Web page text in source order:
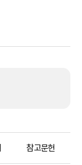
참고문헌